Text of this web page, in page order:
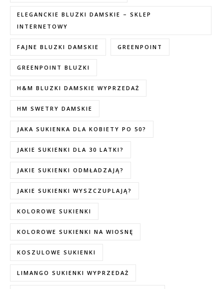
ELEGANCKIE BLUZKI DAMSKIE – SKLEP
INTERNETOWY
FAJNE BLUZKI DAMSKIE GREENPOINT
GREENPOINT BLUZKI
H&M BLUZKI DAMSKIE WYPRZEDAŻ
HM SWETRY DAMSKIE
JAKA SUKIENKA DLA KOBIETY PO 50?
JAKIE SUKIENKI DLA 30 LATKI?
JAKIE SUKIENKI ODMŁADZAJĄ?
JAKIE SUKIENKI WYSZCZUPLAJĄ?
KOLOROWE SUKIENKI
KOLOROWE SUKIENKI NA WIOSNĘ
KOSZULOWE SUKIENKI
LIMANGO SUKIENKI WYPRZEDAŻ